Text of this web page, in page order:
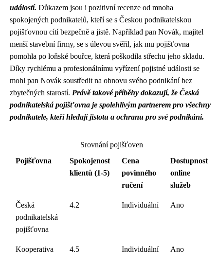
událostí. Důkazem jsou i pozitivní recenze od mnoha
spokojených podnikatelů, kteří se s Českou podnikatelskou
pojišťovnou cítí bezpečně a jistě. Například pan Novák, majitel
menší stavební firmy, se s úlevou svěřil, jak mu pojišťovna
pomohla po loňské bouřce, která poškodila střechu jeho skladu.
Díky rychlému a profesionálnímu vyřízení pojistné události se
mohl pan Novák soustředit na obnovu svého podnikání bez
zbytečných starostí. Právě takové příběhy dokazují, že Česká
podnikatelská pojišťovna je spolehlivým partnerem pro všechny
podnikatele, kteří hledají jistotu a ochranu pro své podnikání.
Srovnání pojišťoven
Pojišťovna
Spokojenost
klientů (1-5)
Cena
povinného
ručení
Dostupnost
online
služeb
Česká
podnikatelská
pojišťovna
4.2 Individuální Ano
Kooperativa 4.5 Individuální Ano